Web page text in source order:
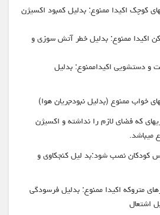
کوچک اکیدا ممنوع: بدلیل کمبود اکسیژن
اکیدا ممنوع: بدلیل خطر آتش سوزی و
و دستشویی اکیداممنوع: بدلیل
که فضای لازم را نداشته و اکسیژن
میباشد.
کودکان نصب شود:بد لیل کنجکاوی و
متروکه اکیدا ممنوع: بدلیل فرسودگی
اشتعال